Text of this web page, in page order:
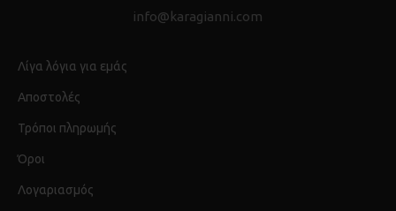
info@karagianni.com
Λίγα λόγια για εμάς
Αποστολές
Τρόποι πληρωμής
Όροι
Λογαριασμός